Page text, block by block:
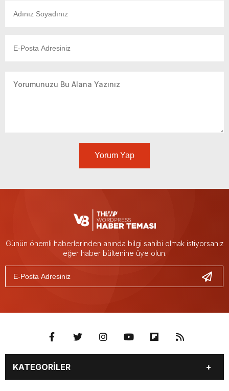
Yorum Yap
Günün önemli haberlerinden anında bilgi sahibi olmak istiyorsanız
eğer haber bültenine üye olun.
KATEGORİLER